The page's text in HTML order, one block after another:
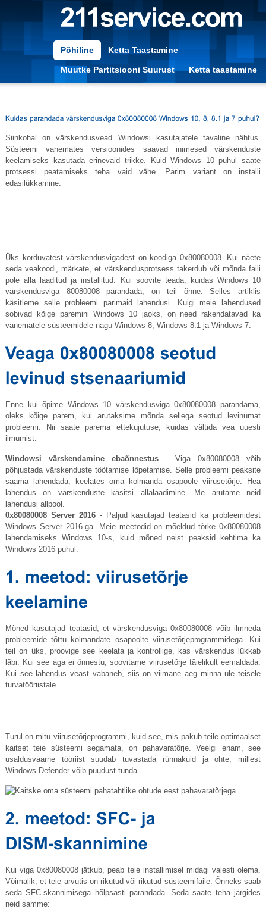
Põhiline Ketta Taastamine
Muutke Partitsiooni Suurust Ketta taastamine
Siinkohal on värskendusvead Windowsi kasutajatele tavaline nähtus.
Süsteemi vanemates versioonides saavad inimesed värskenduste
keelamiseks kasutada erinevaid trikke. Kuid Windows 10 puhul saate
protsessi peatamiseks teha vaid vähe. Parim variant on installi
edasilükkamine.
Üks korduvatest värskendusvigadest on koodiga 0x80080008. Kui näete
seda veakoodi, märkate, et värskendusprotsess takerdub või mõnda faili
pole alla laaditud ja installitud. Kui soovite teada, kuidas Windows 10
värskendusviga 80080008 parandada, on teil õnne. Selles artiklis
käsitleme selle probleemi parimaid lahendusi. Kuigi meie lahendused
sobivad kõige paremini Windows 10 jaoks, on need rakendatavad ka
vanematele süsteemidele nagu Windows 8, Windows 8.1 ja Windows 7.
Enne kui õpime Windows 10 värskendusviga 0x80080008 parandama,
oleks kõige parem, kui arutaksime mõnda sellega seotud levinumat
probleemi. Nii saate parema ettekujutuse, kuidas vältida vea uuesti
ilmumist.
Windowsi värskendamine ebaõnnestus- Viga 0x80080008 võib
põhjustada värskenduste töötamise lõpetamise. Selle probleemi peaksite
saama lahendada, keelates oma kolmanda osapoole viirusetõrje. Hea
lahendus on värskenduste käsitsi allalaadimine. Me arutame neid
lahendusi allpool.
0x80080008 Server 2016- Paljud kasutajad teatasid ka probleemidest
Windows Server 2016-ga. Meie meetodid on mõeldud tõrke 0x80080008
lahendamiseks Windows 10-s, kuid mõned neist peaksid kehtima ka
Windows 2016 puhul.
Mõned kasutajad teatasid, et värskendusviga 0x80080008 võib ilmneda
probleemide tõttu kolmandate osapoolte viirusetõrjeprogrammidega. Kui
teil on üks, proovige see keelata ja kontrollige, kas värskendus lükkab
läbi. Kui see aga ei õnnestu, soovitame viirusetõrje täielikult eemaldada.
Kui see lahendus veast vabaneb, siis on viimane aeg minna üle teisele
turvatööriistale.
Turul on mitu viirusetõrjeprogrammi, kuid see, mis pakub teile optimaalset
kaitset teie süsteemi segamata, on pahavaratõrje. Veelgi enam, see
usaldusväärne tööriist suudab tuvastada rünnakuid ja ohte, millest
Windows Defender võib puudust tunda.
Kui viga 0x80080008 jätkub, peab teie installimisel midagi valesti olema.
Võimalik, et teie arvutis on rikutud või rikutud süsteemifaile. Õnneks saab
seda SFC-skannimisega hõlpsasti parandada. Seda saate teha järgides
neid samme: